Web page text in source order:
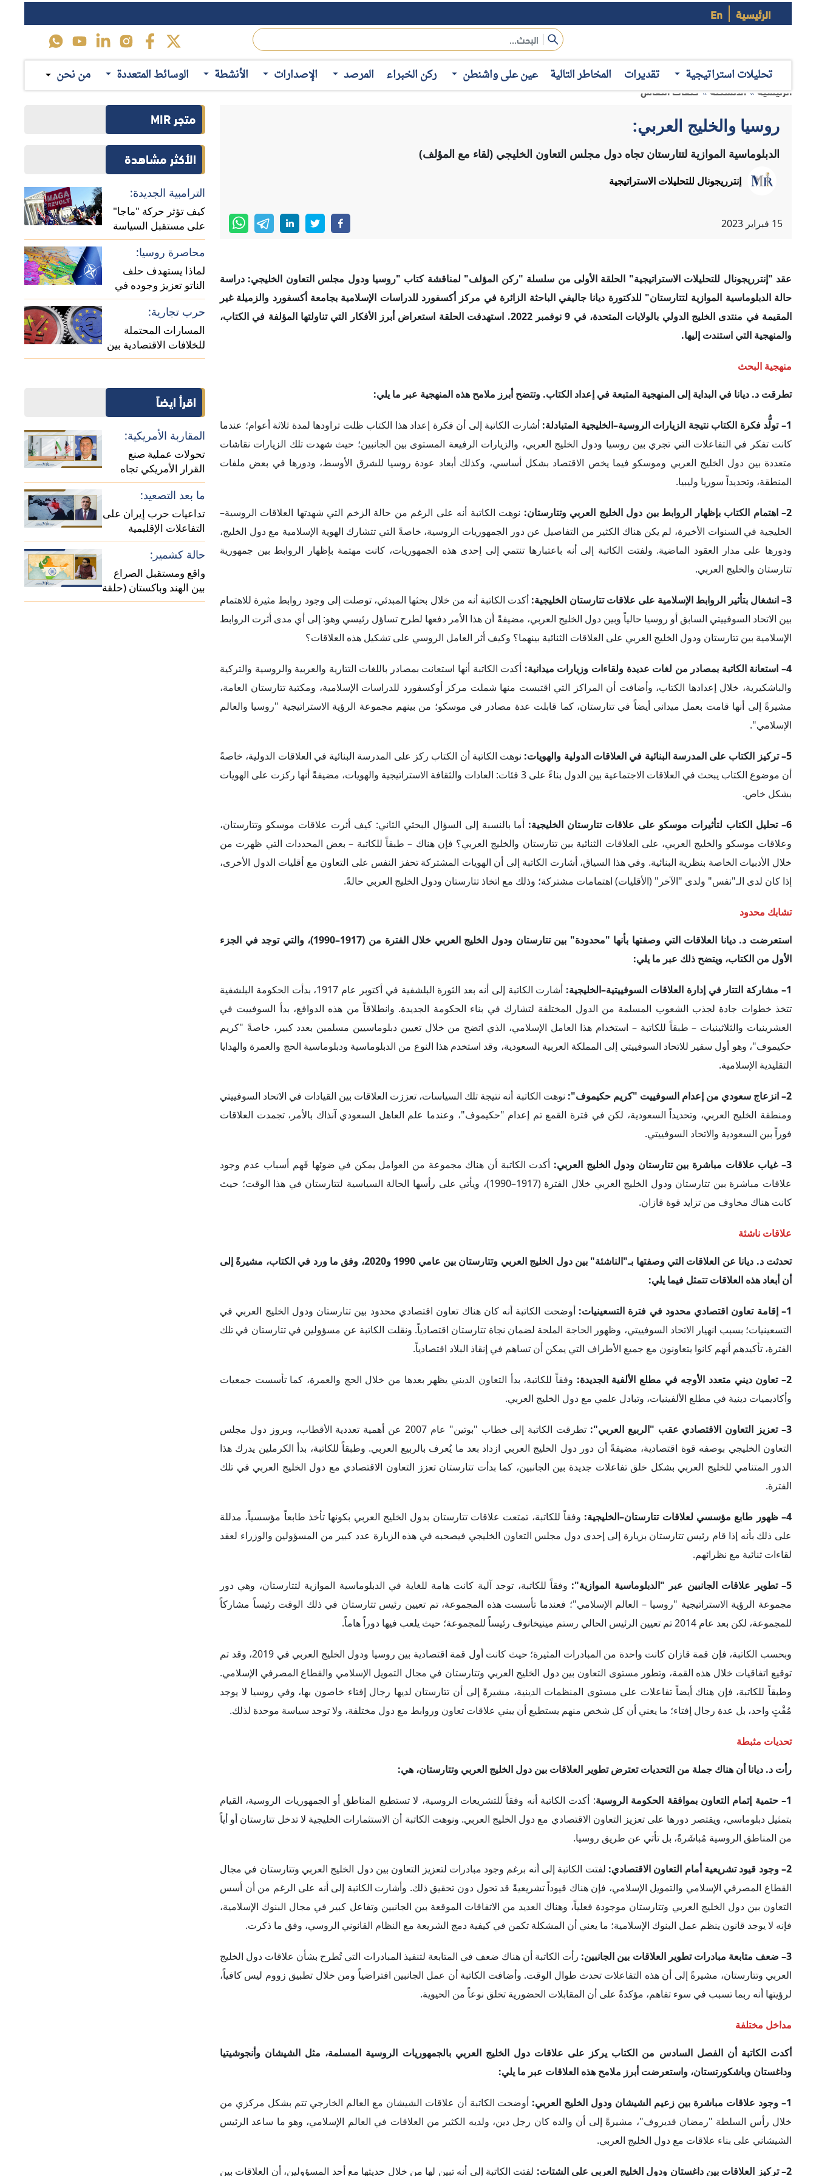
الرئيسية En
تحليلات استراتيجية تقديرات المخاطر التالية عين على واشنطن ركن الخبراء المرصد الإصدارات الأنشطة الوسائط المتعددة من نحن
عقد "إنترريجونال للتحليلات الاستراتيجية" الحلقة الأولى من سلسلة "ركن المؤلف" لمناقشة كتاب "روسيا ودول مجلس التعاون الخليجي: دراسة
حالة الدبلوماسية الموازية لتتارستان" للدكتورة ديانا جاليفي الباحثة الزائرة في مركز أكسفورد للدراسات الإسلامية بجامعة أكسفورد والزميلة غير
المقيمة في منتدى الخليج الدولي بالولايات المتحدة، في 9 نوفمبر 2022. استهدفت الحلقة استعراض أبرز الأفكار التي تناولتها المؤلفة في الكتاب،
منهجية البحث
متعددة بين دول الخليج العربي وموسكو فيما يخص الاقتصاد بشكل أساسي، وكذلك أبعاد عودة روسيا للشرق الأوسط، ودورها في بعض ملفات
المنطقة، وتحديداً سوريا وليبيا.
الخليجية في السنوات الأخيرة، لم يكن هناك الكثير من التفاصيل عن دور الجمهوريات الروسية، خاصةً التي تتشارك الهوية الإسلامية مع دول الخليج،
ودورها على مدار العقود الماضية. ولفتت الكاتبة إلى أنه باعتبارها تنتمي إلى إحدى هذه الجمهوريات، كانت مهتمة بإظهار الروابط بين جمهورية
تتارستان والخليج العربي.
بين الاتحاد السوفييتي السابق أو روسيا حالياً وبين دول الخليج العربي، مضيفةً أن هذا الأمر دفعها لطرح تساؤل رئيسي وهو: إلى أي مدى أثرت الروابط
الإسلامية بين تتارستان ودول الخليج العربي على العلاقات الثنائية بينهما؟ وكيف أثر العامل الروسي على تشكيل هذه العلاقات؟
4– استعانة الكاتبة بمصادر من لغات عديدة ولقاءات وزيارات ميدانية:
أكدت الكاتبة أنها استعانت بمصادر باللغات التتارية والعربية والروسية والتركية
والباشكيرية، خلال إعدادها الكتاب، وأضافت أن المراكز التي اقتبست منها شملت مركز أوكسفورد للدراسات الإسلامية، ومكتبة تتارستان العامة،
مشيرةً إلى أنها قامت بعمل ميداني أيضاً في تتارستان، كما قابلت عدة مصادر في موسكو؛ من بينهم مجموعة الرؤية الاستراتيجية "روسيا والعالم
الإسلامي".
5– تركيز الكتاب على المدرسة البنائية في العلاقات الدولية والهويات:
نوهت الكاتبة أن الكتاب ركز على المدرسة البنائية في العلاقات الدولية، خاصةً
أن موضوع الكتاب يبحث في العلاقات الاجتماعية بين الدول بناءً على 3 فئات: العادات والثقافة الاستراتيجية والهويات، مضيفةً أنها ركزت على الهويات
بشكل خاص.
6– تحليل الكتاب لتأثيرات موسكو على علاقات تتارستان الخليجية:
وعلاقات موسكو والخليج العربي، على العلاقات الثنائية بين تتارستان والخليج العربي؟ فإن هناك – طبقاً للكاتبة – بعض المحددات التي ظهرت من
خلال الأدبيات الخاصة بنظرية البنائية. وفي هذا السياق، أشارت الكاتبة إلى أن الهويات المشتركة تحفز النفس على التعاون مع أقليات الدول الأخرى،
إذا كان لدى الـ"نفس" ولدى "الآخر" (الأقليات) اهتمامات مشتركة؛ وذلك مع اتخاذ تتارستان ودول الخليج العربي حالةً.
تشابك محدود
استعرضت د. ديانا العلاقات التي وصفتها بأنها "محدودة" بين تتارستان ودول الخليج العربي خلال الفترة من (1917–1990)، والتي توجد في الجزء
الأول من الكتاب، ويتضح ذلك عبر ما يلي:
تتخذ خطوات جادة لجذب الشعوب المسلمة من الدول المختلفة لتشارك في بناء الحكومة الجديدة. وانطلاقاً من هذه الدوافع، بدأ السوفييت في
العشرينيات والثلاثينيات – طبقاً للكاتبة – استخدام هذا العامل الإسلامي، الذي اتضح من خلال تعيين دبلوماسيين مسلمين بعدد كبير، خاصةً "كريم
حكيموف"، وهو أول سفير للاتحاد السوفييتي إلى المملكة العربية السعودية، وقد استخدم هذا النوع من الدبلوماسية ودبلوماسية الحج والعمرة والهدايا
2– انزعاج سعودي من إعدام السوفييت "كريم حكيموف":
نوهت الكاتبة أنه نتيجة تلك السياسات، تعززت العلاقات بين القيادات في الاتحاد السوفييتي
ومنطقة الخليج العربي، وتحديداً السعودية، لكن في فترة القمع تم إعدام "حكيموف"، وعندما علم العاهل السعودي آنذاك بالأمر، تجمدت العلاقات
فوراً بين السعودية والاتحاد السوفييتي.
3– غياب علاقات مباشرة بين تتارستان ودول الخليج العربي:
علاقات مباشرة بين تتارستان ودول الخليج العربي خلال الفترة (1917–1990)، ويأتي على رأسها الحالة السياسية لتتارستان في هذا الوقت؛ حيث
كانت هناك مخاوف من تزايد قوة قازان.
علاقات ناشئة
تحدثت د. ديانا عن العلاقات التي وصفتها بـ"الناشئة" بين دول الخليج العربي وتتارستان بين عامي 1990 و2020، وفق ما ورد في الكتاب، مشيرةً إلى
أن أبعاد هذه العلاقات تتمثل فيما يلي:
1– إقامة تعاون اقتصادي محدود في فترة التسعينيات:
الفترة، تأكيدهم أنهم كانوا يتعاونون مع جميع الأطراف التي يمكن أن تساهم في إنقاذ البلاد اقتصادياً.
2– تعاون ديني متعدد الأوجه في مطلع الألفية الجديدة:
3– تعزيز التعاون الاقتصادي عقب "الربيع العربي":
تطرقت الكاتبة إلى خطاب "بوتين" عام 2007 عن أهمية تعددية الأقطاب، وبروز دول مجلس
التعاون الخليجي بوصفه قوة اقتصادية، مضيفةً أن دور دول الخليج العربي ازداد بعد ما يُعرف بالربيع العربي. وطبقاً للكاتبة، بدأ الكرملين يدرك هذا
الفترة.
4– ظهور طابع مؤسسي لعلاقات تتارستان–الخليجية:
وفقاً للكاتبة، تمتعت علاقات تتارستان بدول الخليج العربي بكونها تأخذ طابعاً مؤسسياً، مدللة
على ذلك بأنه إذا قام رئيس تتارستان بزيارة إلى إحدى دول مجلس التعاون الخليجي فيصحبه في هذه الزيارة عدد كبير من المسؤولين والوزراء لعقد
لقاءات ثنائية مع نظرائهم.
5– تطوير علاقات الجانبين عبر "الدبلوماسية الموازية":
وفقاً للكاتبة، توجد آلية كانت هامة للغاية في الدبلوماسية الموازية لتتارستان، وهي دور
مجموعة الرؤية الاستراتيجية "روسيا – العالم الإسلامي"؛ فعندما تأسست هذه المجموعة، تم تعيين رئيس تتارستان في ذلك الوقت رئيساً مشاركاً
للمجموعة، لكن بعد عام 2014 تم تعيين الرئيس الحالي رستم مينيخانوف رئيساً للمجموعة؛ حيث يلعب فيها دوراً هاماً.
توقيع اتفاقيات خلال هذه القمة، وتطور مستوى التعاون بين دول الخليج العربي وتتارستان في مجال التمويل الإسلامي والقطاع المصرفي الإسلامي.
وطبقاً للكاتبة، فإن هناك أيضاً تفاعلات على مستوى المنظمات الدينية، مشيرةً إلى أن تتارستان لديها رجال إفتاء خاصون بها، وفي روسيا لا يوجد
مُفْتٍ واحد، بل عدة رجال إفتاء؛ ما يعني أن كل شخص منهم يستطيع أن يبني علاقات تعاون وروابط مع دول مختلفة، ولا توجد سياسة موحدة لذلك.
تحديات مثبطة
رأت د. ديانا أن هناك جملة من التحديات تعترض تطوير العلاقات بين دول الخليج العربي وتتارستان، هي:
1– حتمية إتمام التعاون بموافقة الحكومة الروسية
من المناطق الروسية مُباشَرةً، بل تأتي عن طريق روسيا.
2– وجود قيود تشريعية أمام التعاون الاقتصادي:
لفتت الكاتبة إلى أنه برغم وجود مبادرات لتعزيز التعاون بين دول الخليج العربي وتتارستان في مجال
التعاون بين دول الخليج العربي وتتارستان موجودة فعلياً، وهناك العديد من الاتفاقات الموقعة بين الجانبين وتفاعل كبير في مجال البنوك الإسلامية،
فإنه لا يوجد قانون ينظم عمل البنوك الإسلامية؛ ما يعني أن المشكلة تكمن في كيفية دمج الشريعة مع النظام القانوني الروسي، وفق ما ذكرت.
3– ضعف متابعة مبادرات تطوير العلاقات بين الجانبين:
رأت الكاتبة أن هناك ضعف في المتابعة لتنفيذ المبادرات التي تُطرح بشأن علاقات دول الخليج
لرؤيتها أنه ربما تسبب في سوء تفاهم، مؤكدةً على أن المقابلات الحضورية تخلق نوعاً من الحيوية.
مداخل مختلفة
أكدت الكاتبة أن الفصل السادس من الكتاب يركز على علاقات دول الخليج العربي بالجمهوريات الروسية المسلمة، مثل الشيشان وأنجوشيتيا
وداغستان وباشكورتستان، واستعرضت أبرز ملامح هذه العلاقات عبر ما يلي:
خلال رأس السلطة "رمضان قديروف"، مشيرةً إلى أن والده كان رجل دين، ولديه الكثير من العلاقات في العالم الإسلامي، وهو ما ساعد الرئيس
الشيشاني على بناء علاقات مع دول الخليج العربي.
2– تركيز العلاقات بين داغستان ودول الخليج العربي على الشتات:
لفتت الكاتبة إلى أنه تبين لها من خلال حديثها مع أحد المسؤولين، أن العلاقات بين
تجمعات الشتات.
3– ظهور مؤسسية عالية في علاقات باشكورتستان والخليج العربي:
أكدت الكاتبة أن إرث "كريم حكيموف" أول سفير للاتحاد السوفييتي إلى المملكة
المسؤولين السعوديين زاروا موطن "حكيموف" الأصلي أثناء انعقاد مجموعة الرؤية الاستراتيجية "روسيا – العالم الإسلامي" في عاصمة
باشكورتستان، وهو ما يوضح أن هذا الرجل ما زال دوره مؤثراً. ووفقاً للكاتبة، تظهر درجة عالية من المؤسسية في العلاقات الثنائية بين باشكورتستان
ودول الخليج العربي على غرار ما هو حاصل مع تتارستان.
وختاماً، نوهت الكاتبة بأن معظم البيانات التي جمَّعتها كانت قبل بدء الحرب في أوكرانيا، لكنها أشارت إلى أنها أجرت تحديثاً في آخر فصل لمواكبة
أحداث الحرب، مشيرةً إلى أنها جادلت فيه أن معظم دول الخليج العربي ودول الشرق الأوسط، تبنَّت موقفاً محايداً تجاه الحرب، وأرجعت ذلك إلى
العامل الإسلامي المشترك بين الطرفين، وليس إلى التعاون الاقتصادي فقط، على حد قولها
الناتو تعزيز وجوده في
منطقة القوقاز؟
حرب تجارية:
المسارات المحتملة
للخلافات الاقتصادية بين
الصين وأوروبا
اقرأ ايضاً
المقاربة الأمريكية:
تحولات عملية صنع
القرار الأمريكي تجاه
إيران بعد الحرب (حلقة
نقاشية)
ما بعد التصعيد:
تداعيات حرب إيران على
التفاعلات الإقليمية
(حلقة نقاشية)
حالة كشمير:
واقع ومستقبل الصراع
بين الهند وباكستان (حلقة
نقاشية)